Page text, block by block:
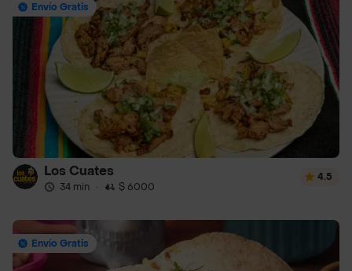
Envío Gratis
Los Cuates
34 min · $ 6000
4.5
Envío Gratis